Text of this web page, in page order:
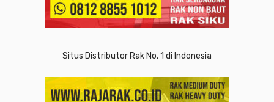
Situs Distributor Rak No. 1 di Indonesia